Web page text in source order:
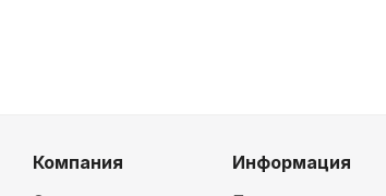
Компания Информация